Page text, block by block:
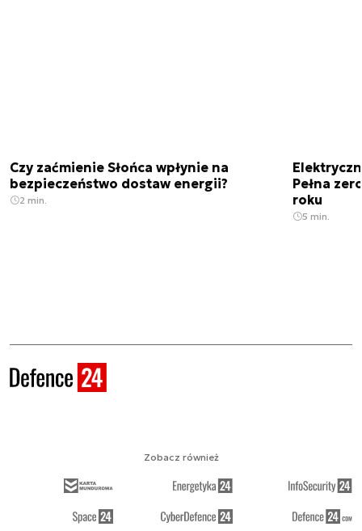
Czy zaćmienie Słońca wpłynie na
bezpieczeństwo dostaw energii?
2 min.
Pełna
roku
5 min.
Zobacz również